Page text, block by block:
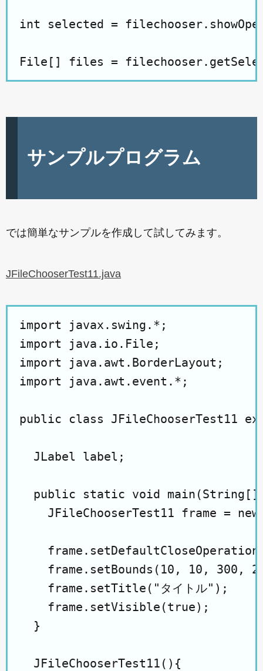
int selected =
サンプルプログラム
では簡単なサンプルを作成して試してみます。
JFileChooserTest11.java
import javax.swing.*;
import java.io.File;
import java.awt.BorderLayout;
import java.awt.event.*;
public class JFileChooserTest11
  JLabel label;
public static void main(String[]
JFileChooserTest11 frame =
frame.setBounds(10, 10, 300,
    frame.setTitle("タイトル");
    frame.setVisible(true);
  }
  JFileChooserTest11(){